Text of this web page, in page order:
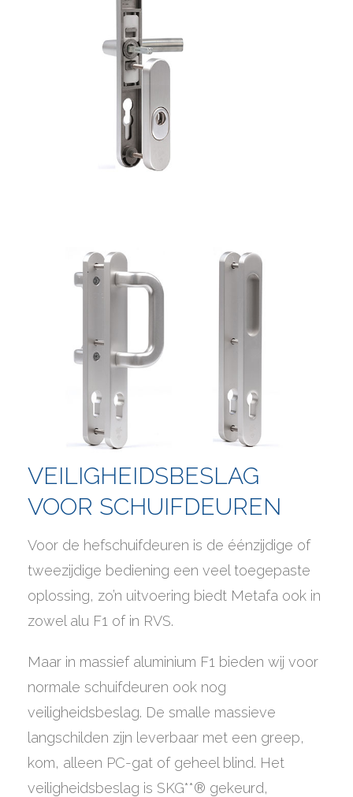
VEILIGHEIDSBESLAG
VOOR SCHUIFDEUREN
Voor de hefschuifdeuren is de éénzijdige of
tweezijdige bediening een veel toegepaste
oplossing, zo’n uitvoering biedt Metafa ook in
zowel alu F1 of in RVS.
Maar in massief aluminium F1 bieden wij voor
normale schuifdeuren ook nog
veiligheidsbeslag. De smalle massieve
langschilden zijn leverbaar met een greep,
kom, alleen PC-gat of geheel blind. Het
veiligheidsbeslag is SKG**® gekeurd,